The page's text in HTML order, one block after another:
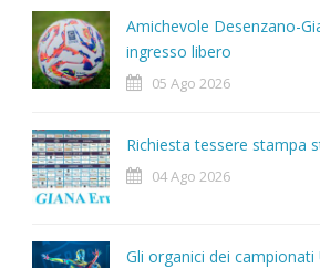
Amichevole Desenzano-
ingresso libero
05 Ago 2026
Richiesta tessere stampa
04 Ago 2026
Gli organici dei campionati